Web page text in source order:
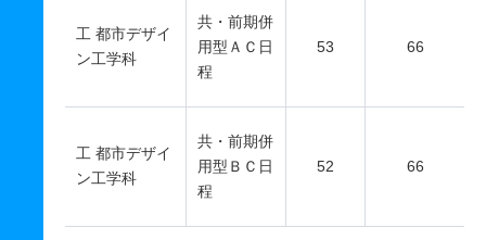
工 都市デザイ
ン工学科
共・前期併
用型ＡＣ日
程
53 66
工 都市デザイ
ン工学科
共・前期併
用型ＢＣ日
程
52 66